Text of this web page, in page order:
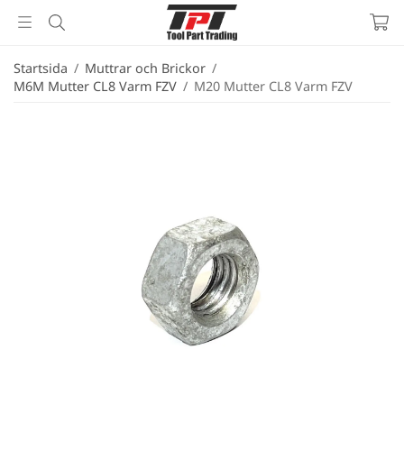
Startsida / Muttrar och Brickor /
M6M Mutter CL8 Varm FZV / M20 Mutter CL8 Varm FZV